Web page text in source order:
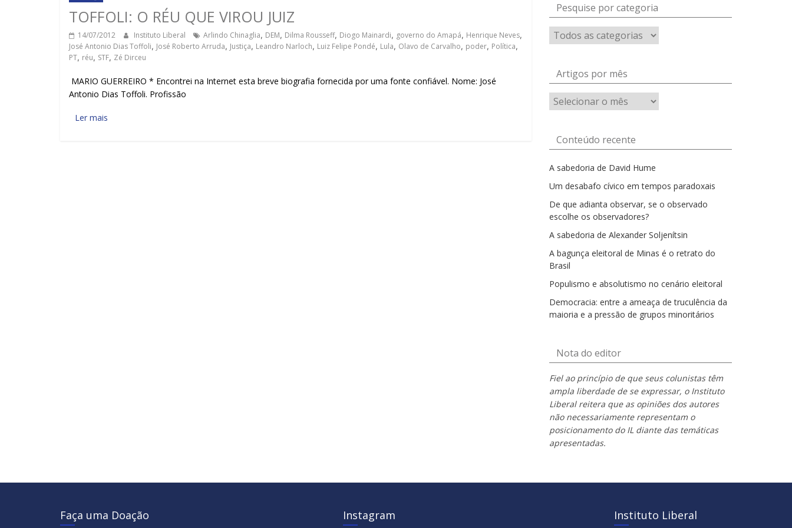
TOFFOLI: O RÉU QUE VIROU JUIZ
14/07/2012 Instituto Liberal Arlindo Chinaglia, DEM, Dilma Rousseff, Diogo Mainardi, governo do Amapá, Henrique Neves,
José Antonio Dias Toffoli, José Roberto Arruda, Justiça, Leandro Narloch, Luiz Felipe Pondé, Lula, Olavo de Carvalho, poder, Política,
PT, réu, STF, Zé Dirceu
MARIO GUERREIRO * Encontrei na Internet esta breve biografia fornecida por uma fonte confiável. Nome: José
Antonio Dias Toffoli. Profissão
Ler mais
Pesquise por categoria
Artigos por mês
Artigos
por
Conteúdo recente
A sabedoria de David Hume
Um desabafo cívico em tempos paradoxais
De que adianta observar, se o observado
escolhe os observadores?
A sabedoria de Alexander Soljenítsin
A bagunça eleitoral de Minas é o retrato do
Brasil
Populismo e absolutismo no cenário eleitoral
Democracia: entre a ameaça de truculência da
maioria e a pressão de grupos minoritários
Nota do editor
Fiel ao princípio de que seus colunistas têm
ampla liberdade de se expressar, o Instituto
Liberal reitera que as opiniões dos autores
não necessariamente representam o
posicionamento do IL diante das temáticas
apresentadas.
Faça uma Doação Instagram Instituto Liberal